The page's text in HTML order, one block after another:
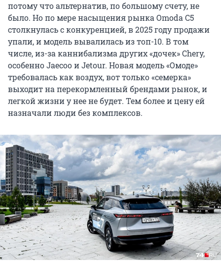
потому что альтернатив, по большому счету, не
было. Но по мере насыщения рынка Omoda C5
столкнулась с конкуренцией, в 2025 году продажи
упали, и модель вывалилась из топ-10. В том
числе, из-за каннибализма других «дочек» Chery,
особенно Jaecoo и Jetour. Новая модель «Омоде»
требовалась как воздух, вот только «семерка»
выходит на перекормленный брендами рынок, и
легкой жизни у нее не будет. Тем более и цену ей
назначали люди без комплексов.